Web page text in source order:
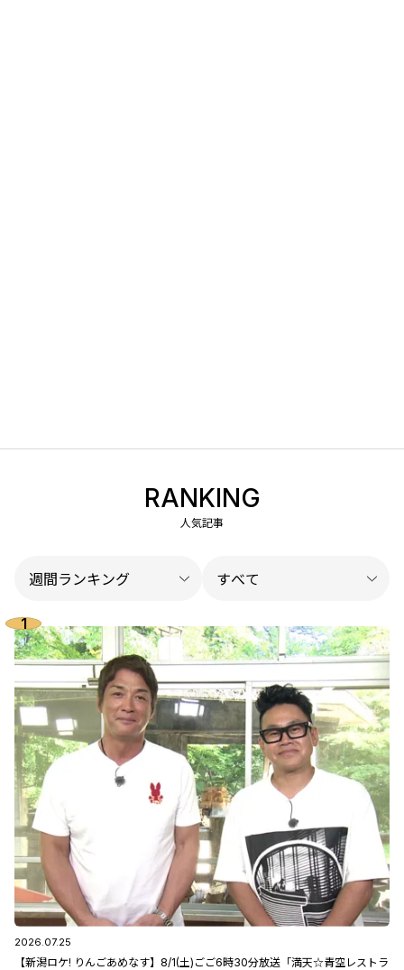
RANKING
人気記事
2026.07.25
【新潟ロケ! りんごあめなす】8/1(土)ごご6時30分放送「満天☆青空レストラ